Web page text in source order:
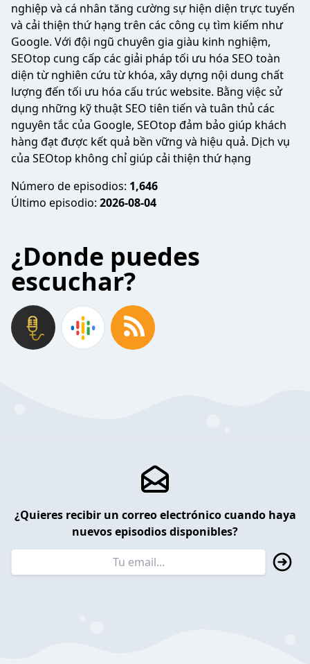
nghiệp và cá nhân tăng cường sự hiện diện trực tuyến
và cải thiện thứ hạng trên các công cụ tìm kiếm như
Google. Với đội ngũ chuyên gia giàu kinh nghiệm,
SEOtop cung cấp các giải pháp tối ưu hóa SEO toàn
diện từ nghiên cứu từ khóa, xây dựng nội dung chất
lượng đến tối ưu hóa cấu trúc website. Bằng việc sử
dụng những kỹ thuật SEO tiên tiến và tuân thủ các
nguyên tắc của Google, SEOtop đảm bảo giúp khách
hàng đạt được kết quả bền vững và hiệu quả. Dịch vụ
của SEOtop không chỉ giúp cải thiện thứ hạng
Número de episodios: 1,646
Último episodio: 2026-08-04
¿Donde puedes
escuchar?
¿Quieres recibir un correo electrónico cuando haya
nuevos episodios disponibles?